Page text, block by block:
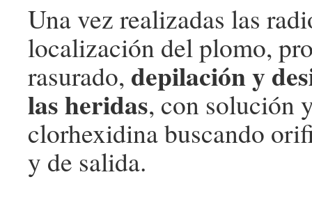
Una vez realizadas las
localización del plomo,
rasurado, depilación y
las heridas, con solución
clorhexidina buscando
y de salida.